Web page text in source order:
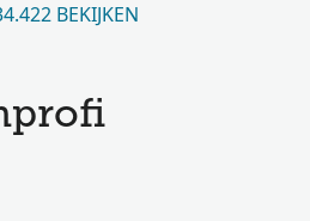
BEKIJKEN